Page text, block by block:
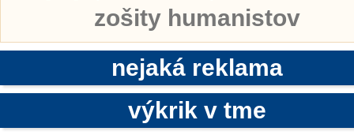
zošity humanistov
nejaká reklama
výkrik v tme